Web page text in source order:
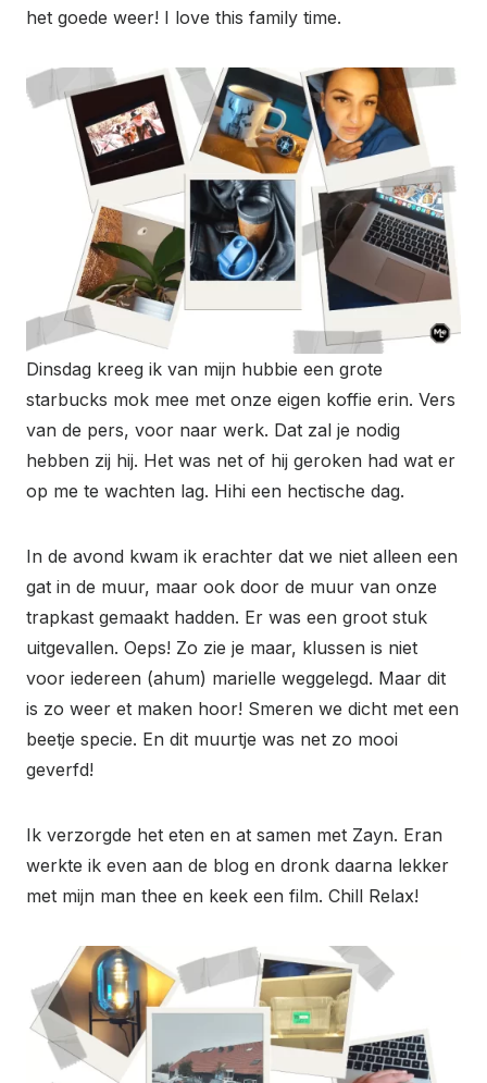
het goede weer! I love this family time.
Dinsdag kreeg ik van mijn hubbie een grote
starbucks mok mee met onze eigen koffie erin. Vers
van de pers, voor naar werk. Dat zal je nodig
hebben zij hij. Het was net of hij geroken had wat er
op me te wachten lag. Hihi een hectische dag.
In de avond kwam ik erachter dat we niet alleen een
gat in de muur, maar ook door de muur van onze
trapkast gemaakt hadden. Er was een groot stuk
uitgevallen. Oeps! Zo zie je maar, klussen is niet
voor iedereen (ahum) marielle weggelegd. Maar dit
is zo weer et maken hoor! Smeren we dicht met een
beetje specie. En dit muurtje was net zo mooi
geverfd!
Ik verzorgde het eten en at samen met Zayn. Eran
werkte ik even aan de blog en dronk daarna lekker
met mijn man thee en keek een film. Chill Relax!